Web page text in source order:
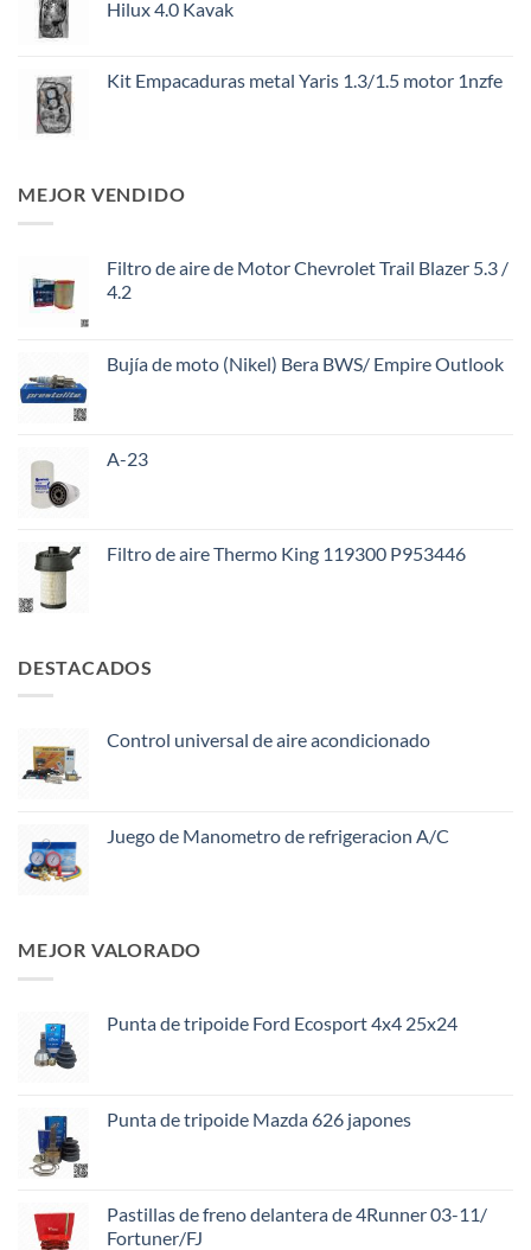
Hilux 4.0 Kavak
Kit Empacaduras metal Yaris 1.3/1.5 motor 1nzfe
MEJOR VENDIDO
Filtro de aire de Motor Chevrolet Trail Blazer 5.3 /
4.2
Bujía de moto (Nikel) Bera BWS/ Empire Outlook
A-23
Filtro de aire Thermo King 119300 P953446
DESTACADOS
Control universal de aire acondicionado
Juego de Manometro de refrigeracion A/C
MEJOR VALORADO
Punta de tripoide Ford Ecosport 4x4 25x24
Punta de tripoide Mazda 626 japones
Pastillas de freno delantera de 4Runner 03-11/
Fortuner/FJ